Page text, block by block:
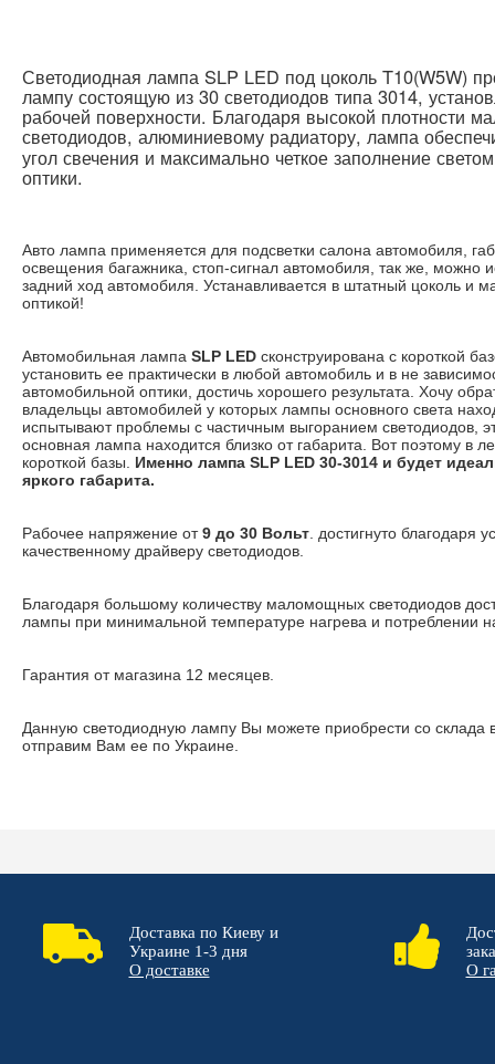
Светодиодная лампа SLP LED под цоколь T10(W5W)
лампу состоящую из 30 светодиодов типа 3014,
рабочей поверхности. Благодаря высокой плотности
светодиодов, алюминиевому радиатору, лампа
угол свечения и максимально четкое заполнение
оптики.
Авто лампа применяется для подсветки салона автомобиля,
освещения багажника, стоп-сигнал автомобиля, так же, можно
задний ход автомобиля. Устанавливается в штатный цоколь и
оптикой!
Автомобильная лампа SLP LED сконструирована с короткой
установить ее практически в любой автомобиль и в не
автомобильной оптики, достичь хорошего результата. Хочу
владельцы автомобилей у которых лампы основного света
испытывают проблемы с частичным выгоранием светодиодов,
основная лампа находится близко от габарита. Вот поэтому в
короткой базы. Именно лампа SLP LED 30-3014 и будет
яркого габарита.
Рабочее напряжение от9 до 30 Вольт . достигнуто благодаря
качественному драйверу светодиодов.
Благодаря большому количеству маломощных светодиодов
лампы при минимальной температуре нагрева и потреблении
Гарантия от магазина 12 месяцев.
Данную светодиодную лампу Вы можете приобрести со склада
отправим Вам ее по Украине.
Доставка по Киеву и
Украине 1-3 дня
О доставке
О